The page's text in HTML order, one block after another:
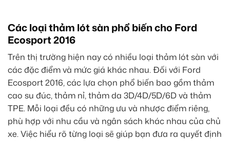
Các loại thảm lót sàn phổ biến cho Ford
Ecosport 2016
Trên thị trường hiện nay có nhiều loại thảm lót sàn với
các đặc điểm và mức giá khác nhau. Đối với Ford
Ecosport 2016, các lựa chọn phổ biến bao gồm thảm
cao su đúc, thảm nỉ, thảm da 3D/4D/5D/6D và thảm
TPE. Mỗi loại đều có những ưu và nhược điểm riêng,
phù hợp với nhu cầu và ngân sách khác nhau của chủ
xe. Việc hiểu rõ từng loại sẽ giúp bạn đưa ra quyết định